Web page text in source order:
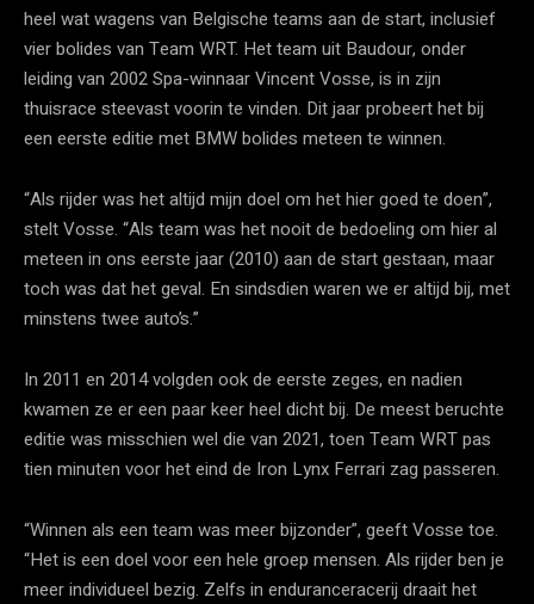
heel wat wagens van Belgische teams aan de start, inclusief
vier bolides van Team WRT. Het team uit Baudour, onder
leiding van 2002 Spa-winnaar Vincent Vosse, is in zijn
thuisrace steevast voorin te vinden. Dit jaar probeert het bij
een eerste editie met BMW bolides meteen te winnen.
“Als rijder was het altijd mijn doel om het hier goed te doen”,
stelt Vosse. “Als team was het nooit de bedoeling om hier al
meteen in ons eerste jaar (2010) aan de start gestaan, maar
toch was dat het geval. En sindsdien waren we er altijd bij, met
minstens twee auto’s.”
In 2011 en 2014 volgden ook de eerste zeges, en nadien
kwamen ze er een paar keer heel dicht bij. De meest beruchte
editie was misschien wel die van 2021, toen Team WRT pas
tien minuten voor het eind de Iron Lynx Ferrari zag passeren.
“Winnen als een team was meer bijzonder”, geeft Vosse toe.
“Het is een doel voor een hele groep mensen. Als rijder ben je
meer individueel bezig. Zelfs in enduranceracerij draait het